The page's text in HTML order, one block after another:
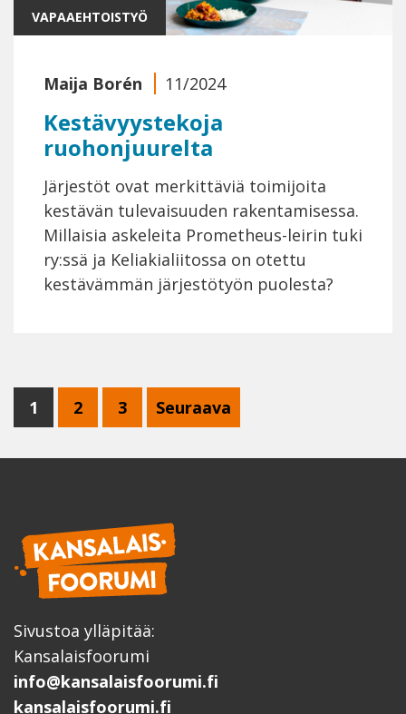
VAPAAEHTOISTYÖ
Maija Borén 11/2024
Kestävyystekoja
ruohonjuurelta
Järjestöt ovat merkittäviä toimijoita
kestävän tulevaisuuden rakentamisessa.
Millaisia askeleita Prometheus-leirin tuki
ry:ssä ja Keliakialiitossa on otettu
kestävämmän järjestötyön puolesta?
1 2 3 Seuraava
Sivustoa ylläpitää:
Kansalaisfoorumi
info@kansalaisfoorumi.fi
kansalaisfoorumi.fi